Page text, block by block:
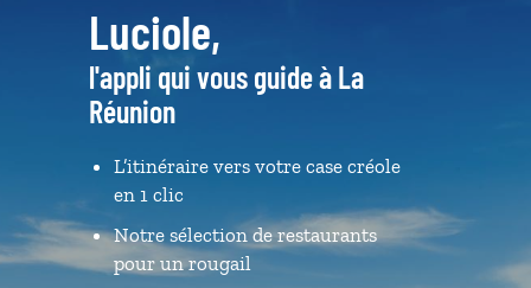
Luciole,
l'appli qui vous guide à La
Réunion
L’itinéraire vers votre case créole
en 1 clic
Notre sélection de restaurants
pour un rougail